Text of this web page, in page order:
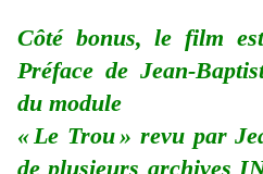
Côté bonus, le film
Préface de Jean-
du module
« Le Trou » revu par
de plusieurs archives